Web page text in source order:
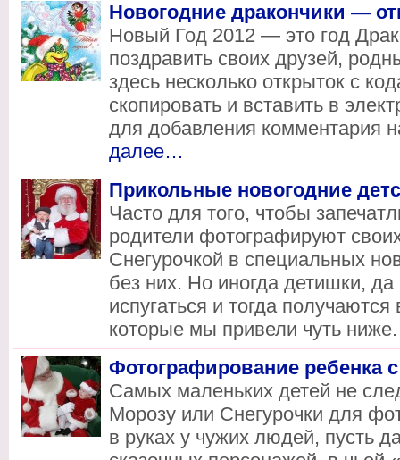
Новогодние дракончики —
Новый Год 2012 — это год
поздравить своих друзей,
здесь несколько открыток с
скопировать и вставить в
для добавления комментария
далее…
Прикольные новогодние
Часто для того, чтобы
родители фотографируют
Снегурочкой в специальных
без них. Но иногда детишки,
испугаться и тогда
которые мы привели чуть
Фотографирование ребенка
Самых маленьких детей не
Морозу или Снегурочки для
в руках у чужих людей, пусть